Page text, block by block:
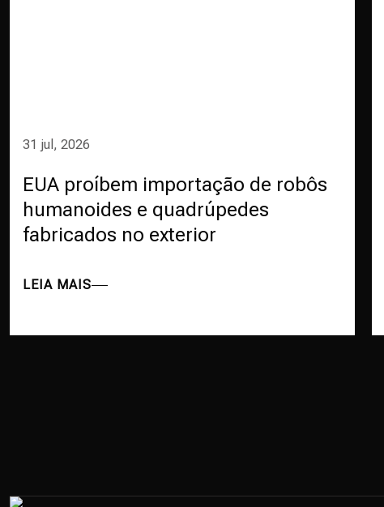
31 jul, 2026
EUA proíbem importação de robôs
humanoides e quadrúpedes
fabricados no exterior
LEIA MAIS